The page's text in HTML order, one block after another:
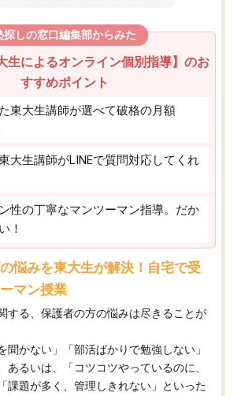
探しの窓口編集部からみた
生によるオンライン個別指導】のお
すすめポイント
東大生講師が選べて破格の月額
大生講師がLINEで質問対応してくれ
性の丁寧なマンツーマン指導。だか
！
悩みを東大生が解決！自宅で受
マン授業
する、保護者の方の悩みは尽きることが
聞かない」「部活ばかりで勉強しない」
あるいは、「コツコツやっているのに、
課題が多く、管理しきれない」といった